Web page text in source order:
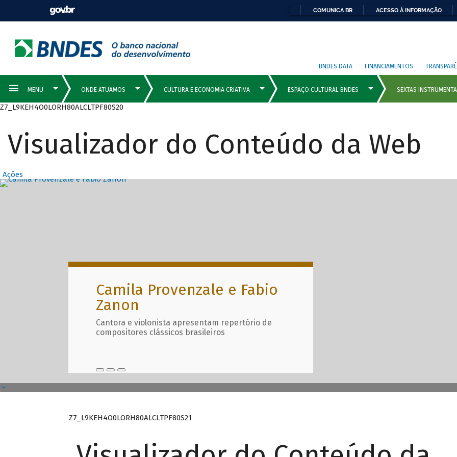
COMUNICA BR ACESSO À INFORMAÇÃO
BNDES DATA FINANCIAMENTOS
Z7_L9KEH4O0LORH80ALCLTPF80S20
Visualizador do Conteúdo da Web
Ações
Destaques Principais com
Camila Provenzale e Fabio
Zanon
Cantora e violonista apresentam repertório de
compositores clássicos brasileiros
Z7_L9KEH4O0LORH80ALCLTPF80S21